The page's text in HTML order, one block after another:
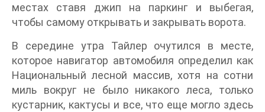
местах ставя джип на паркинг и выбегая,
чтобы самому открывать и закрывать ворота.
В середине утра Тайлер очутился в месте,
которое навигатор автомобиля определил как
Национальный лесной массив, хотя на сотни
миль вокруг не было никакого леса, только
кустарник, кактусы и все, что еще могло здесь